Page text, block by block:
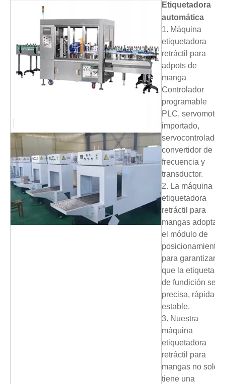
Etiquetadora
automática
1. Máquina
etiquetadora
retráctil para
adpots de
manga
Controlador
programable
PLC, servomotor
importado,
servocontrolador,
convertidor de
frecuencia y
transductor.
2. La máquina
etiquetadora
retráctil para
mangas adopta
el módulo de
posicionamiento
para garantizar
que la etiqueta
de fundición sea
precisa, rápida y
estable.
3. Nuestra
máquina
etiquetadora
retráctil para
mangas no solo
tiene una